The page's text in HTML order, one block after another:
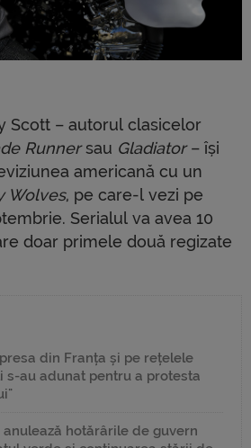
Scott – autorul clasicelor
Runnersau Gladiator– își
americană cu un
Wolves, pe care-l vezi pe
Serialul va avea 10
doar primele două regizate
din Franța și pe rețelele
s-au adunat pentru a protesta
hotărârile de guvern